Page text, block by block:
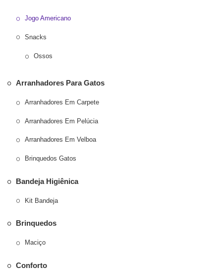
Jogo Americano
Snacks
Ossos
Arranhadores Para Gatos
Arranhadores Em Carpete
Arranhadores Em Pelúcia
Arranhadores Em Velboa
Brinquedos Gatos
Bandeja Higiênica
Kit Bandeja
Brinquedos
Maciço
Conforto